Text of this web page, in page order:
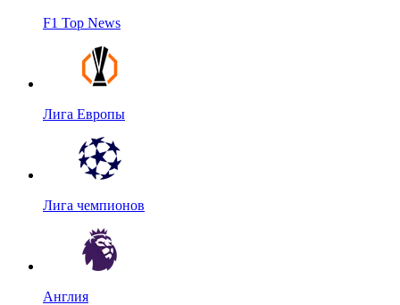
F1 Top News
Лига Европы
Лига чемпионов
Англия